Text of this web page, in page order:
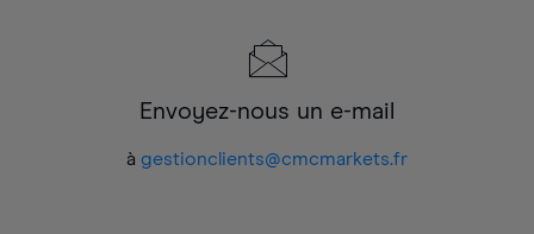
Envoyez-nous un e-mail
à gestionclients@cmcmarkets.fr